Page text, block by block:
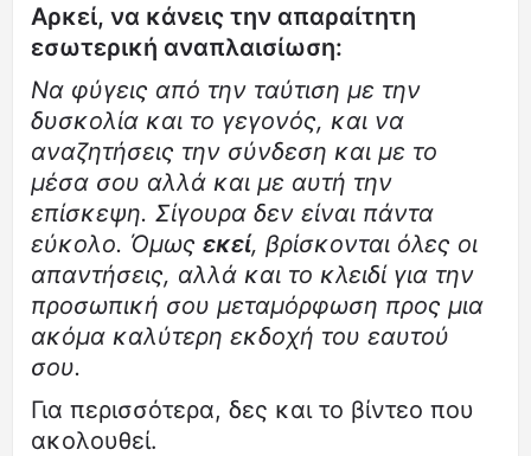
Αρκεί, να κάνεις την απαραίτητη
εσωτερική αναπλαισίωση:
Να φύγεις από την ταύτιση με την
δυσκολία και το γεγονός, και να
αναζητήσεις την σύνδεση και με το
μέσα σου αλλά και με αυτή την
επίσκεψη. Σίγουρα δεν είναι πάντα
εύκολο. Όμως εκεί, βρίσκονται όλες οι
απαντήσεις, αλλά και το κλειδί για την
προσωπική σου μεταμόρφωση προς μια
ακόμα καλύτερη εκδοχή του εαυτού
σου.
Για περισσότερα, δες και το βίντεο που
ακολουθεί.